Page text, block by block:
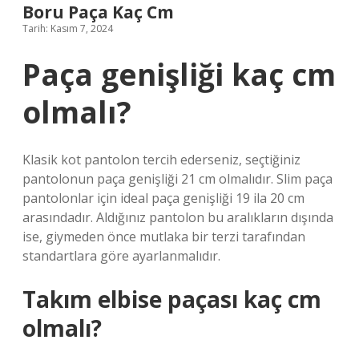
Boru Paça Kaç Cm
Tarih: Kasım 7, 2024
Paça genişliği kaç cm
olmalı?
Klasik kot pantolon tercih ederseniz, seçtiğiniz
pantolonun paça genişliği 21 cm olmalıdır. Slim paça
pantolonlar için ideal paça genişliği 19 ila 20 cm
arasındadır. Aldığınız pantolon bu aralıkların dışında
ise, giymeden önce mutlaka bir terzi tarafından
standartlara göre ayarlanmalıdır.
Takım elbise paçası kaç cm
olmalı?